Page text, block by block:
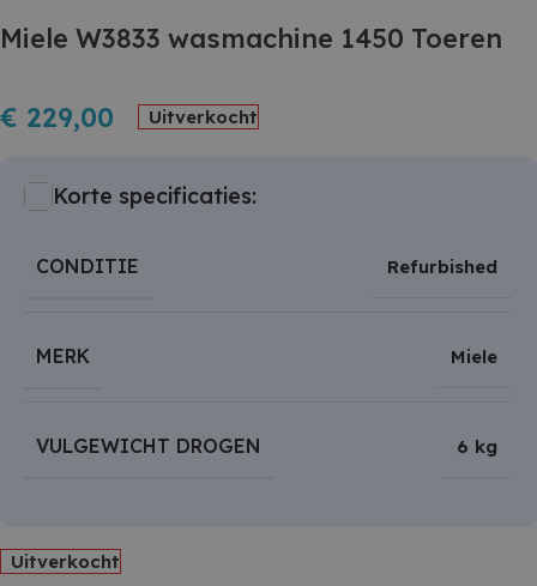
Miele W3833 wasmachine 1450 Toeren
€ 229,00 Uitverkocht
Korte specificaties:
CONDITIE Refurbished
MERK Miele
VULGEWICHT DROGEN 6 kg
Uitverkocht